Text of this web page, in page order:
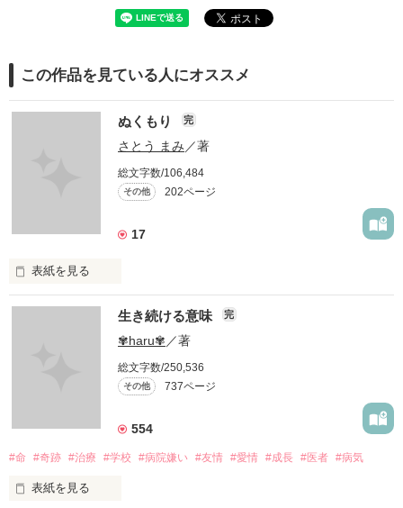
この作品を見ている人にオススメ
ぬくもり 完
さとう まみ ／著
総文字数/106,484
その他 202ページ
17
表紙を見る
愛したいのに…
私には、あなたの母親になる資格はありますか？
あなたのママになる事はできますか？
生き続ける意味 完
✾haru✾ ／著
総文字数/250,536
その他 737ページ
554
#命 #奇跡 #治療 #学校 #病院嫌い #友情 #愛情 #成長 #医者 #病気
表紙を見る